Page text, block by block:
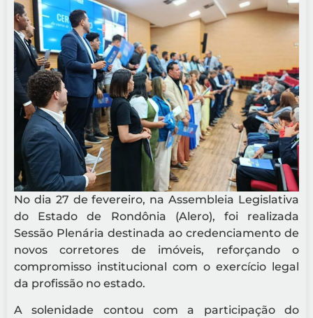
No dia 27 de fevereiro, na Assembleia Legislativa
do Estado de Rondônia (Alero), foi realizada
Sessão Plenária destinada ao credenciamento de
novos corretores de imóveis, reforçando o
compromisso institucional com o exercício legal
da profissão no estado.
A solenidade contou com a participação do